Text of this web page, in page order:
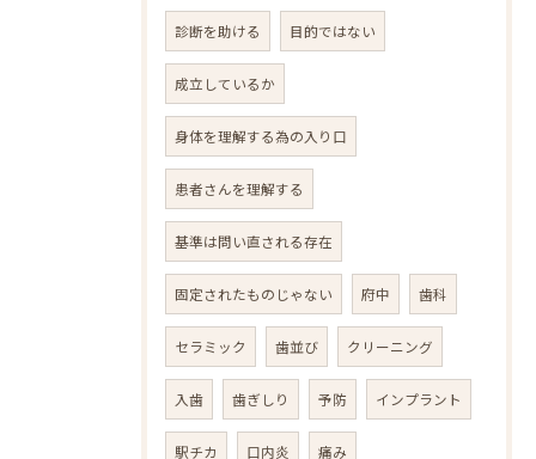
診断を助ける 目的ではない
成立しているか
身体を理解する為の入り口
患者さんを理解する
基準は問い直される存在
固定されたものじゃない 府中 歯科
セラミック 歯並び クリーニング
入歯 歯ぎしり 予防 インプラント
駅チカ 口内炎 痛み